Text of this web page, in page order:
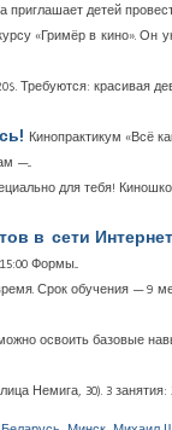
детей
«Гримёр в кино».
Требуются: красивая
Кинопрактикум «Всё
—...
для тебя!
в сети
Формы...
Срок обучения — 9
освоить базовые
Немига, 30). 3 занятия: